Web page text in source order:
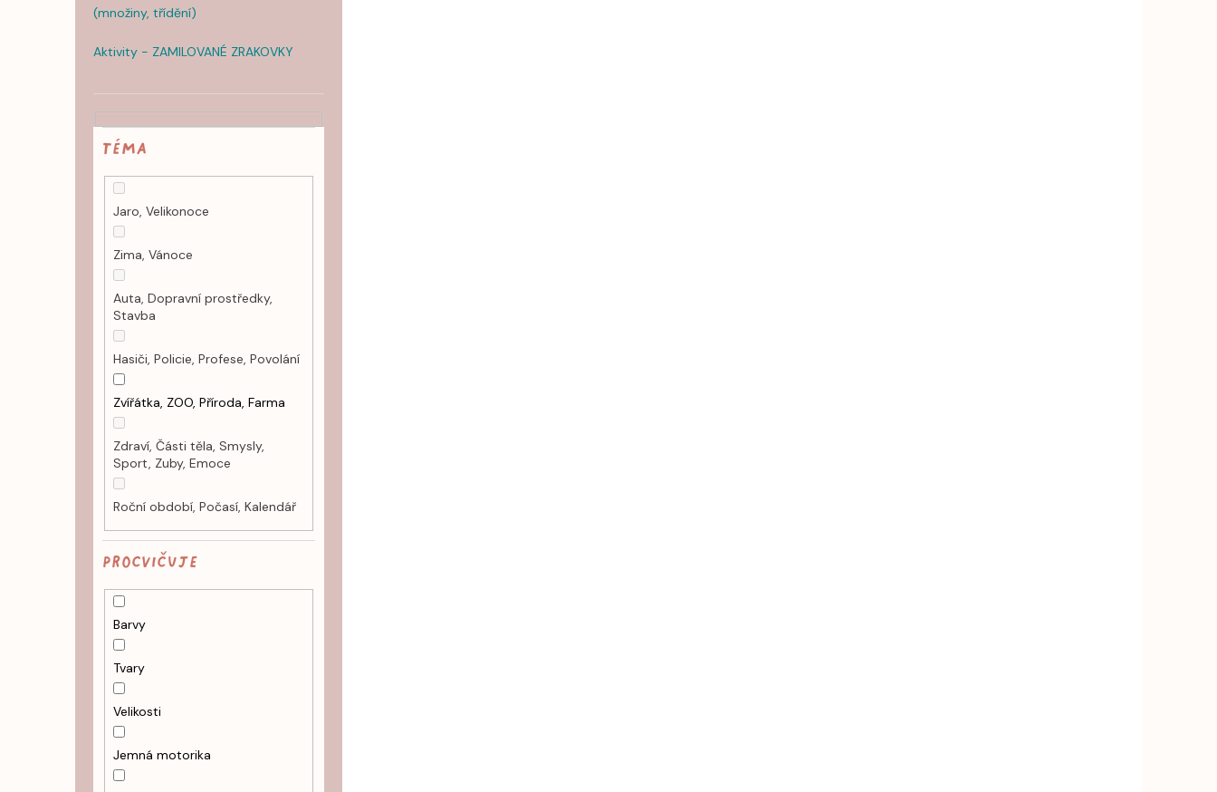
(množiny, třídění)
Aktivity - ZAMILOVANÉ ZRAKOVKY
TÉMA
Jaro, Velikonoce
Zima, Vánoce
Auta, Dopravní prostředky,
Stavba
Hasiči, Policie, Profese, Povolání
Zvířátka, ZOO, Příroda, Farma
Zdraví, Části těla, Smysly,
Sport, Zuby, Emoce
Roční období, Počasí, Kalendář
PROCVIČUJE
Barvy
Tvary
Velikosti
Jemná motorika